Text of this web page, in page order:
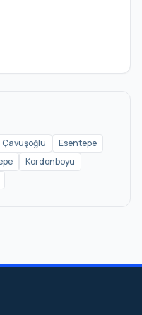
Çavuşoğlu
Esentepe
Kordonboyu